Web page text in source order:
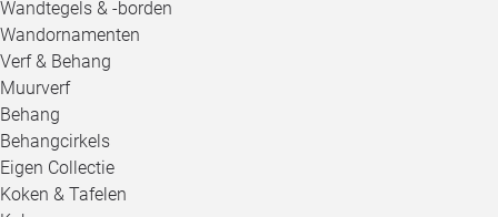
Wandtegels & -borden
Wandornamenten
Verf & Behang
Muurverf
Behang
Behangcirkels
Eigen Collectie
Koken & Tafelen